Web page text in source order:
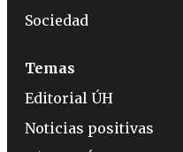
Sociedad
Temas
Editorial ÚH
Noticias positivas